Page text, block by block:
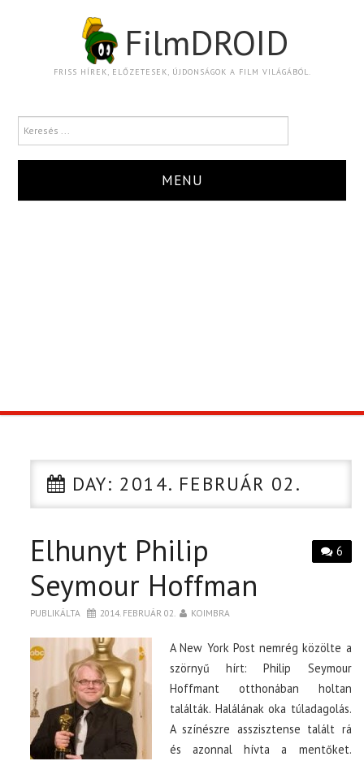
FilmDROID
FRISS HÍREK, ELŐZETESEK, ÚJDONSÁGOK A FILM VILÁGÁBÓL.
MENU
CIKK
PÓLÓ RENDELÉS
DAY: 2014. FEBRUÁR 02.
6
Elhunyt Philip
Seymour Hoffman
PUBLIKÁLTA 2014. FEBRUÁR 02. KOIMBRA
A New York Post nemrég közölte a
szörnyű hírt: Philip Seymour
Hoffmant otthonában holtan
találták. Halálának oka túladagolás.
A színészre asszisztense talált rá
és azonnal hívta a mentőket.